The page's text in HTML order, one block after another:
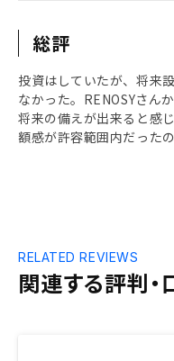
総評
投資はしていたが、将来
なかった。RENOSYさん
将来の備えが出来ると感
額感が許容範囲内だった
関連する評判・
RELATED REVIEWS